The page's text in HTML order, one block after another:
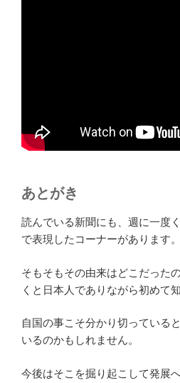
あとがき
読んでいる新聞にも、週に一度
で表現したコーナーがあります。
そもそもその由来はどこだった
くと日本人でありながら初めて
自国の事こそ分かり切っている
いるのかもしれません。
今後はそこを掘り起こして発展